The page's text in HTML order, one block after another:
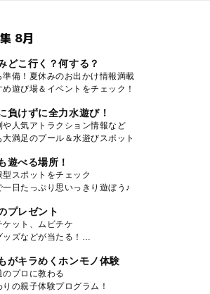
8月
どこ行く？何する？
準備！夏休みのお出かけ情報満載
め遊び場＆イベントをチェック！
負けずに全力水遊び！
や人気アトラクション情報など
大満足のプール＆水遊びスポット
遊べる場所！
型スポットをチェック
一日たっぷり思いっきり遊ぼう♪
プレゼント
ケット、ムビチケ
ッズなどが当たる！
がキラめくホンモノ体験
のプロに教わる
りの親子体験プログラム！